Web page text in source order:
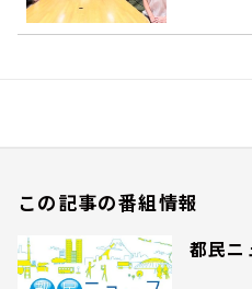
この記事の番組情報
都民ニ